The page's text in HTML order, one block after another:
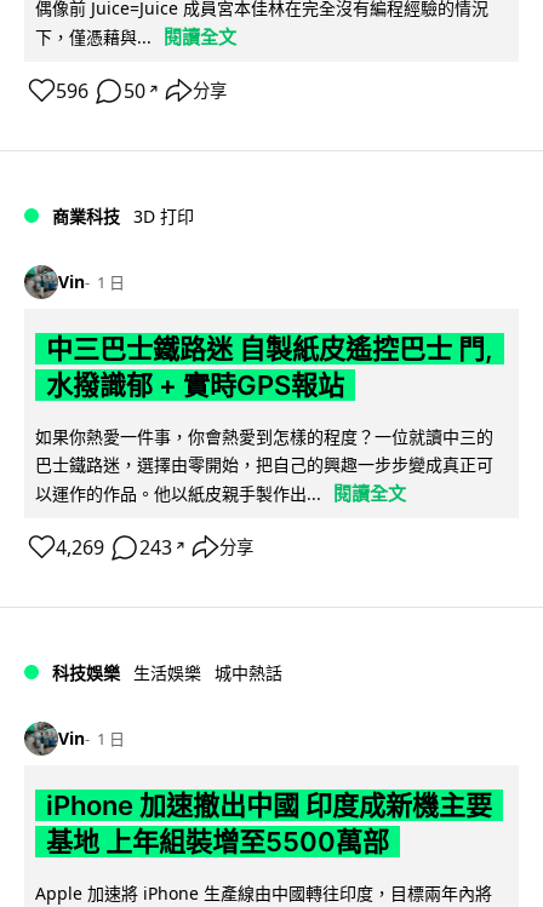
偶像前 Juice=Juice 成員宮本佳林在完全沒有編程經驗的情況
下，僅憑藉與...
閱讀全文
596 50 ↗ 分享
商業科技 3D 打印
Vin 1 日
中三巴士鐵路迷 自製紙皮遙控巴士 門,
水撥識郁 + 實時GPS報站
如果你熱愛一件事，你會熱愛到怎樣的程度？一位就讀中三的
巴士鐵路迷，選擇由零開始，把自己的興趣一步步變成真正可
以運作的作品。他以紙皮親手製作出...
閱讀全文
4,269 243 ↗ 分享
科技娛樂 生活娛樂 城中熱話
Vin 1 日
iPhone 加速撤出中國 印度成新機主要
基地 上年組裝增至5500萬部
Apple 加速將 iPhone 生產線由中國轉往印度，目標兩年內將